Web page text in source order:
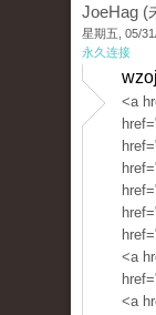
JoeHag (
星期五, 05/
永久连接
<a
<a
<a